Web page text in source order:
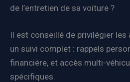
de l’entretien de sa voiture ?
Il est conseillé de privilégier
un suivi complet : rappels
financière, et accès multi-
spécifiques.